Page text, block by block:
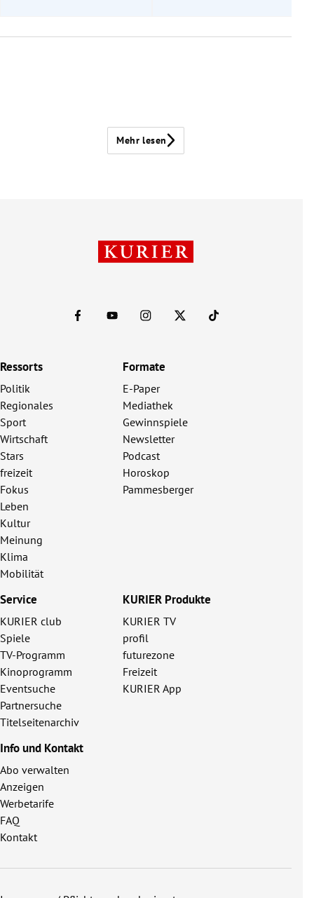
Mehr lesen
Ressorts
Politik
Regionales
Sport
Wirtschaft
Stars
freizeit
Fokus
Leben
Kultur
Meinung
Klima
Mobilität
Formate
E-Paper
Mediathek
Gewinnspiele
Newsletter
Podcast
Horoskop
Pammesberger
Service
KURIER club
Spiele
TV-Programm
Kinoprogramm
Eventsuche
Partnersuche
Titelseitenarchiv
KURIER Produkte
KURIER TV
profil
futurezone
Freizeit
KURIER App
Info und Kontakt
Abo verwalten
Anzeigen
Werbetarife
FAQ
Kontakt